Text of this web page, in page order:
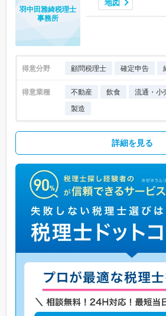
地図
羽中田雅綺税理士
事務所
得意分野 顧問税理士 確定申告
得意業種 不動産 飲食 流通・小
製造
詳細を見る